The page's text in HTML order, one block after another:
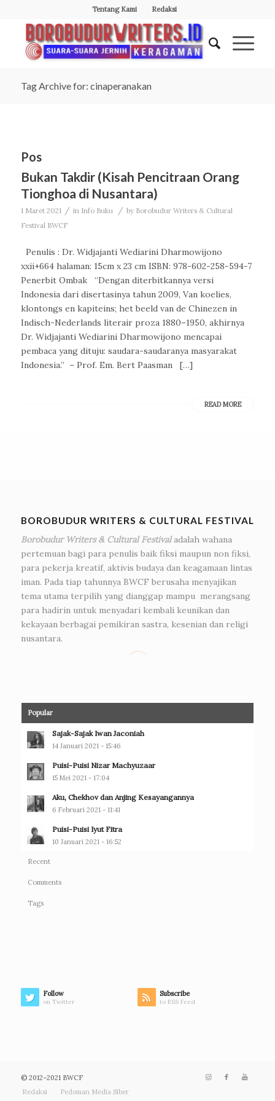
Tentang Kami Redaksi
Tag Archive for: cinaperanakan
Pos
Bukan Takdir (Kisah Pencitraan Orang
Tionghoa di Nusantara)
1 Maret 2021 / in Info Buku / by Borobudur Writers & Cultural
Festival BWCF
Penulis : Dr. Widjajanti Wediarini Dharmowijono
xxii+664 halaman: 15cm x 23 cm ISBN: 978-602-258-594-7
Penerbit Ombak “Dengan diterbitkannya versi
Indonesia dari disertasinya tahun 2009, Van koelies,
klontongs en kapiteins; het beeld van de Chinezen in
Indisch-Nederlands literair proza 1880–1950, akhirnya
Dr. Widjajanti Wediarini Dharmowijono mencapai
pembaca yang dituju: saudara-saudaranya masyarakat
Indonesia.” – Prof. Em. Bert Paasman […]
READ MORE
BOROBUDUR WRITERS & CULTURAL FESTIVAL
Borobudur Writers & Cultural Festivaladalah wahana
pertemuan bagi para penulis baik fiksi maupun non fiksi,
para pekerja kreatif, aktivis budaya dan keagamaan lintas
iman. Pada tiap tahunnya BWCF berusaha menyajikan
tema utama terpilih yang dianggap mampu merangsang
para hadirin untuk menyadari kembali keunikan dan
kekayaan berbagai pemikiran sastra, kesenian dan religi
nusantara.
Popular
Sajak-Sajak Iwan Jaconiah
14 Januari 2021 - 15:46
Puisi-Puisi Nizar Machyuzaar
15 Mei 2021 - 17:04
Aku, Chekhov dan Anjing Kesayangannya
6 Februari 2021 - 11:41
Puisi-Puisi Iyut Fitra
10 Januari 2021 - 16:52
Recent
Comments
Tags
Follow
on Twitter
Subscribe
to RSS Feed
© 2012–2021 BWCF
Redaksi
Pedoman Media Siber